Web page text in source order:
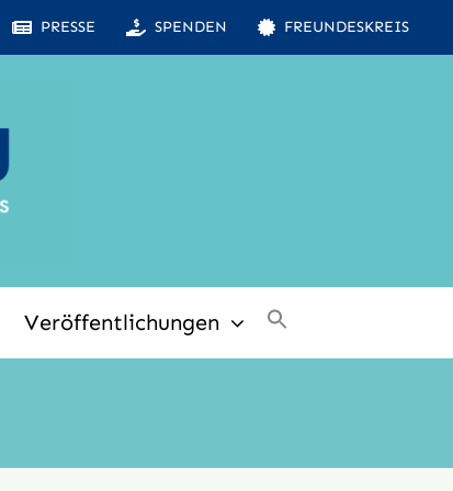
PRESSE SPENDEN FREUNDESKREIS
Veröffentlichungen